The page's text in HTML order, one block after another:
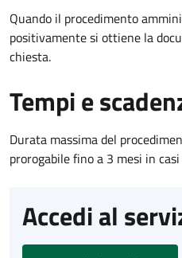
Quando il procedimento
positivamente si ottiene la
chiesta.
Tempi e
Durata massima del
prorogabile fino a 3 mesi in
Accedi al